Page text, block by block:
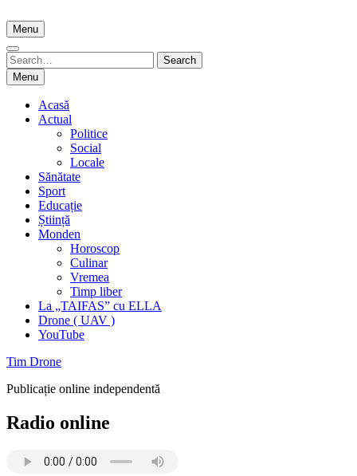
to
content
Menu
Search
for:
Search
Menu
Acasă
Actual
Politice
Social
Locale
Sănătate
Sport
Educație
Știință
Monden
Horoscop
Culinar
Vremea
Timp liber
La „TAIFAS” cu ELLA
Drone ( UAV )
YouTube
Tim Drone
Publicație online independentă
Radio online